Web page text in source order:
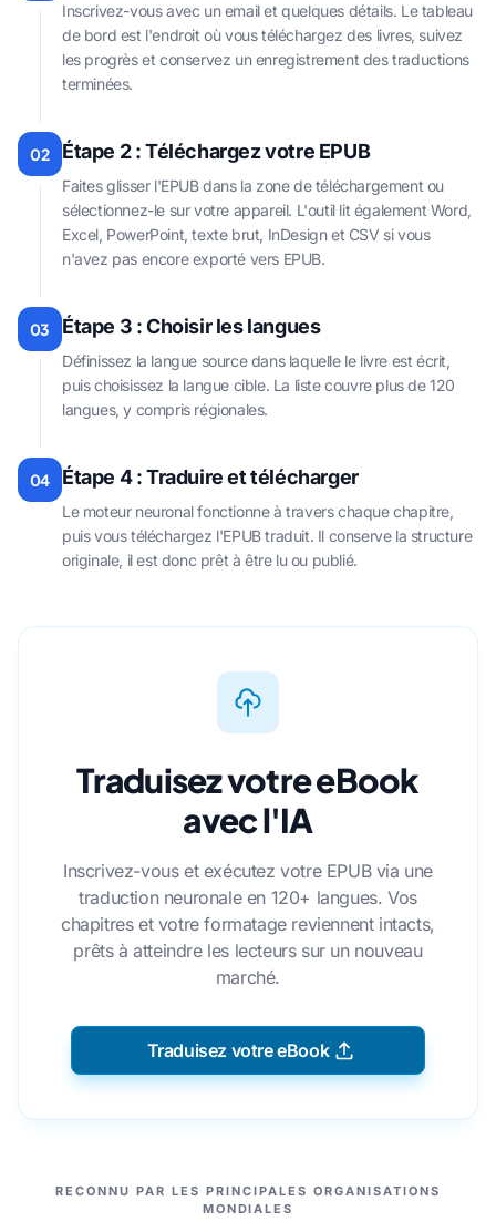
Inscrivez-vous avec un email et quelques détails. Le tableau
de bord est l'endroit où vous téléchargez des livres, suivez
les progrès et conservez un enregistrement des traductions
terminées.
02 Étape 2 : Téléchargez votre EPUB
Faites glisser l'EPUB dans la zone de téléchargement ou
sélectionnez-le sur votre appareil. L'outil lit également Word,
Excel, PowerPoint, texte brut, InDesign et CSV si vous
n'avez pas encore exporté vers EPUB.
03 Étape 3 : Choisir les langues
Définissez la langue source dans laquelle le livre est écrit,
puis choisissez la langue cible. La liste couvre plus de 120
langues, y compris régionales.
04 Étape 4 : Traduire et télécharger
Le moteur neuronal fonctionne à travers chaque chapitre,
puis vous téléchargez l'EPUB traduit. Il conserve la structure
originale, il est donc prêt à être lu ou publié.
Traduisez votre eBook
avec l'IA
Inscrivez-vous et exécutez votre EPUB via une
traduction neuronale en 120+ langues. Vos
chapitres et votre formatage reviennent intacts,
prêts à atteindre les lecteurs sur un nouveau
marché.
Traduisez votre eBook
NOS PARTENAIRES
RECONNU PAR LES PRINCIPALES ORGANISATIONS
MONDIALES